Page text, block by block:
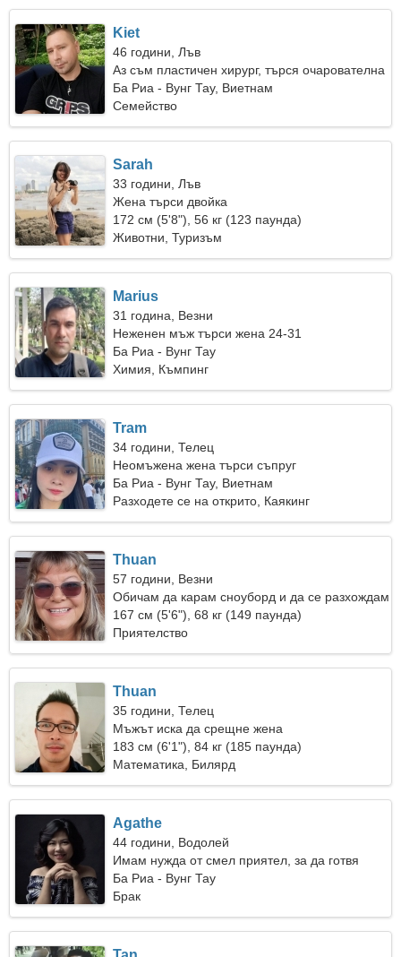
Kiet
46 години, Лъв
Аз съм пластичен хирург, търся очарователна
жена
Ба Риа - Вунг Тау, Виетнам
Семейство
Sarah
33 години, Лъв
Жена търси двойка
172 см (5'8"), 56 кг (123 паунда)
Животни, Туризъм
Marius
31 година, Везни
Неженен мъж търси жена 24-31
Ба Риа - Вунг Тау
Химия, Къмпинг
Tram
34 години, Телец
Неомъжена жена търси съпруг
Ба Риа - Вунг Тау, Виетнам
Разходете се на открито, Каякинг
Thuan
57 години, Везни
Обичам да карам сноуборд и да се разхождам
на чист въздух
167 см (5'6"), 68 кг (149 паунда)
Приятелство
Thuan
35 години, Телец
Мъжът иска да срещне жена
183 см (6'1"), 84 кг (185 паунда)
Математика, Билярд
Agathe
44 години, Водолей
Имам нужда от смел приятел, за да готвя
заедно
Ба Риа - Вунг Тау
Брак